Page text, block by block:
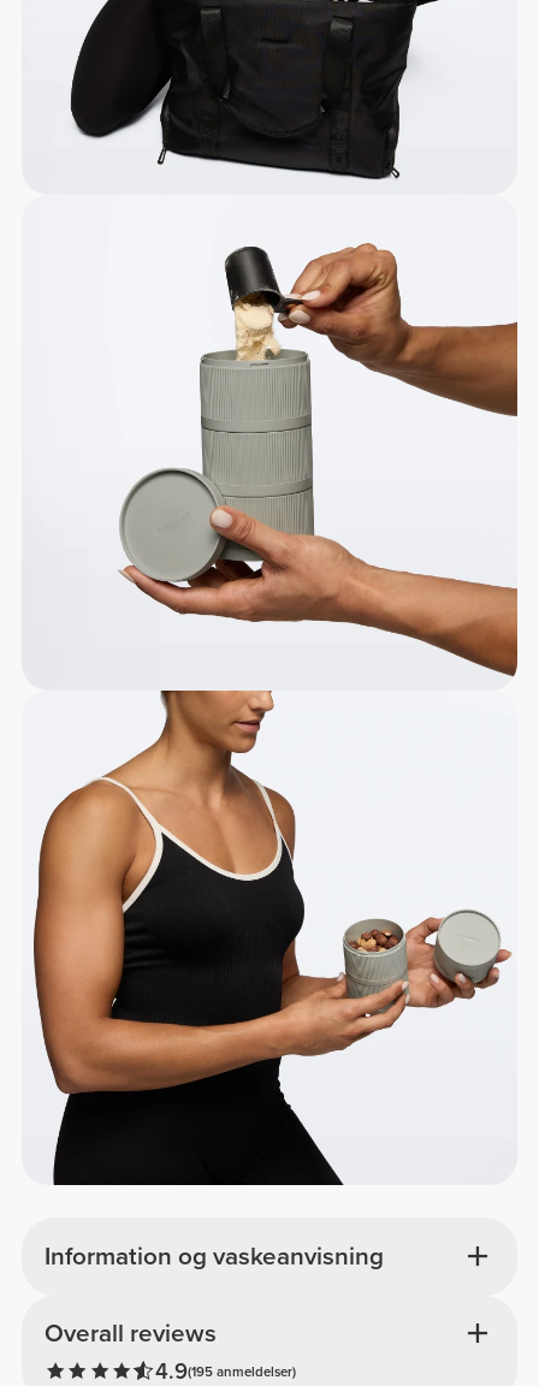
Information og vaskeanvisning
Overall reviews
4.9(195 anmeldelser)